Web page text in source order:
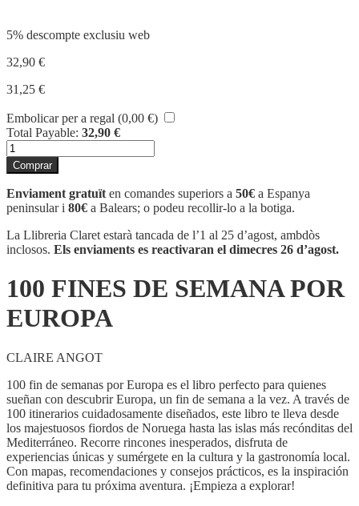
5% descompte exclusiu web
32,90 €
31,25 €
Embolicar per a regal (0,00 €)
Total Payable: 32,90 €
quantitat
de
100
FINES
DE
SEMANA
POR
EUROPA
Comprar
Enviament gratuït en comandes superiors a 50€ a Espanya
peninsular i 80€ a Balears; o podeu recollir-lo a la botiga.
La Llibreria Claret estarà tancada de l’1 al 25 d’agost, ambdòs
inclosos. Els enviaments es reactivaran el dimecres 26 d’agost.
100 FINES DE SEMANA POR
EUROPA
CLAIRE ANGOT
100 fin de semanas por Europa es el libro perfecto para quienes
sueñan con descubrir Europa, un fin de semana a la vez. A través de
100 itinerarios cuidadosamente diseñados, este libro te lleva desde
los majestuosos fiordos de Noruega hasta las islas más recónditas del
Mediterráneo. Recorre rincones inesperados, disfruta de
experiencias únicas y sumérgete en la cultura y la gastronomía local.
Con mapas, recomendaciones y consejos prácticos, es la inspiración
definitiva para tu próxima aventura. ¡Empieza a explorar!